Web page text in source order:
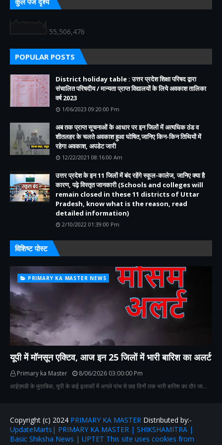
55,506,476
POPULAR POSTS
District holiday table : उत्तर प्रदेश शिक्षा परिषद द्वारा
संचालित परिषदीय / मान्यता प्राप्त विद्यालयों के लिये अवकाश तालिका
वर्ष 2023
1/06/2023 09:20:00 Pm
अब तक प्राप्त सूचनाओं के आधार पर इन जिलों में अत्यधिक ठंड व
शीतलहर के चलते अवकाश हुआ घोषित,जानिए किन-किन तिथियों में
रहेगा अवकाश, अपडेट जारी
12/22/2021 08:16:00 Am
उत्तर प्रदेश के इन 11 जिलों में बंद रहेंगे स्कूल-कालेज, जानिए क्या है
कारण, पढ़े विस्तृत जानकारी (Schools and colleges will
remain closed in these 11 districts of Uttar
Pradesh, know what is the reason, read
detailed information)
2/10/2022 01:39:00 Pm
विशिष्ट पोस्ट
PRIMARY KA MASTER NEWS
यूपी में मॉनसून एक्टिव, आज इन 25 जिलों में भारी बारिश का अलर्ट
Primary ka Master
8/06/2026 03:00:00 Pm
आईएमडी के मुताबिक, यूपी के कई इलाकों में अगले पांच से छह दिनों तक भारी बारिश का दौर जा…
Copyright (c) 2024 PRIMARY KA MASTER Distributed by:-
UpdateMarts| PRIMARY KA MASTER | SHIKSHAMITRA |
Basic Shiksha News | UPTET This site uses cookies from